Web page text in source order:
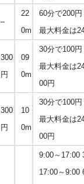
–
22
0m
60分で200円
最大料金は
300
円
09
0m
30分で100円
最大料金は
00円
300
円
10
0m
30分で100円
最大料金は
00円
9:00～17:00
17:00～9:00